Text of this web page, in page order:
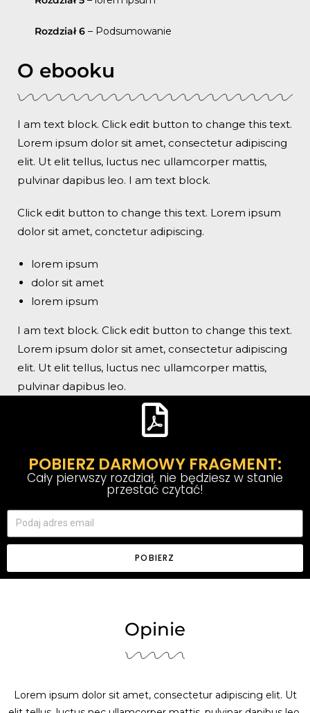
Rozdział6 – Podsumowanie
O ebooku
I am text block. Click edit button to change this text.
Lorem ipsum dolor sit amet, consectetur adipiscing
elit. Ut elit tellus, luctus nec ullamcorper mattis,
pulvinar dapibus leo. I am text block.
Click edit button to change this text. Lorem ipsum
dolor sit amet, conctetur adipiscing.
lorem ipsum
dolor sit amet
lorem ipsum
I am text block. Click edit button to change this text.
Lorem ipsum dolor sit amet, consectetur adipiscing
elit. Ut elit tellus, luctus nec ullamcorper mattis,
pulvinar dapibus leo.
POBIERZ DARMOWY FRAGMENT:
Cały pierwszy rozdział, nie będziesz w stanie
przestać czytać!
POBIERZ
Opinie
Lorem ipsum dolor sit amet, consectetur adipiscing elit. Ut